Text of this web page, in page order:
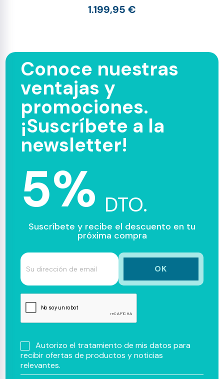
1.199,95 €
Conoce nuestras
ventajas y
promociones.
¡Suscríbete a la
newsletter!
5% DTO.
Suscríbete y recibe el descuento en tu
próxima compra
Autorizo el tratamiento de mis datos para
recibir ofertas de productos y noticias
relevantes.